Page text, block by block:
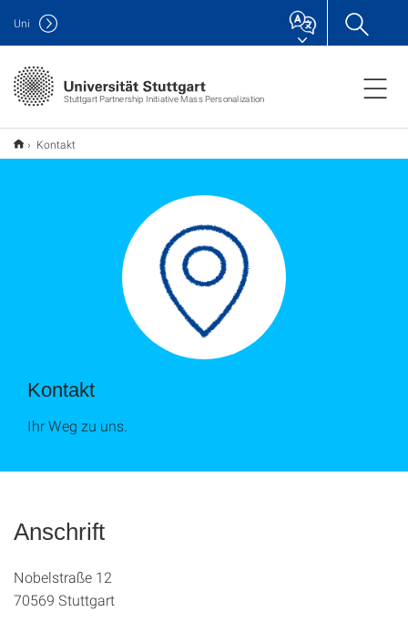
Stuttgart Partnership Initiative Mass Personalization
Uni
Kontakt
Kontakt
Ihr Weg zu uns.
Anschrift
Nobelstraße 12
70569 Stuttgart